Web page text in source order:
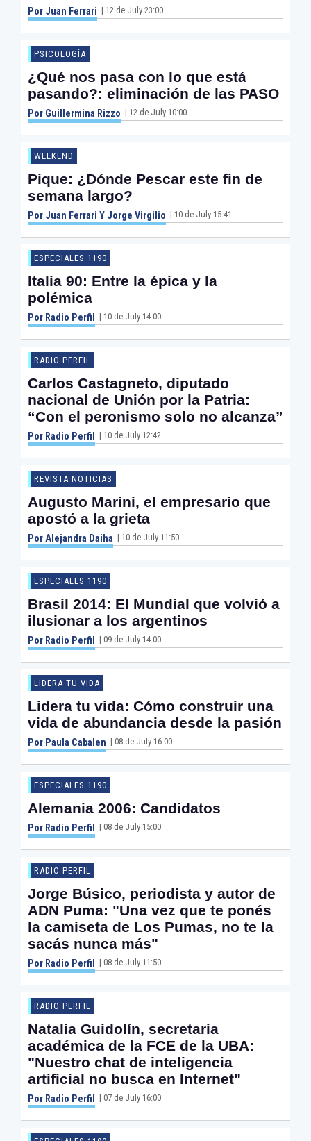
Por Juan Ferrari | 12 de July 23:00
PSICOLOGÍA
¿Qué nos pasa con lo que está
pasando?: eliminación de las PASO
Por Guillermina Rizzo | 12 de July 10:00
WEEKEND
Pique: ¿Dónde Pescar este fin de
semana largo?
Por Juan Ferrari Y Jorge Virgilio | 10 de July 15:41
ESPECIALES 1190
Italia 90: Entre la épica y la
polémica
Por Radio Perfil | 10 de July 14:00
RADIO PERFIL
Carlos Castagneto, diputado
nacional de Unión por la Patria:
“Con el peronismo solo no alcanza”
Por Radio Perfil | 10 de July 12:42
REVISTA NOTICIAS
Augusto Marini, el empresario que
apostó a la grieta
Por Alejandra Daiha | 10 de July 11:50
ESPECIALES 1190
Brasil 2014: El Mundial que volvió a
ilusionar a los argentinos
Por Radio Perfil | 09 de July 14:00
LIDERA TU VIDA
Lidera tu vida: Cómo construir una
vida de abundancia desde la pasión
Por Paula Cabalen | 08 de July 16:00
ESPECIALES 1190
Alemania 2006: Candidatos
Por Radio Perfil | 08 de July 15:00
RADIO PERFIL
Jorge Búsico, periodista y autor de
ADN Puma: "Una vez que te ponés
la camiseta de Los Pumas, no te la
sacás nunca más"
Por Radio Perfil | 08 de July 11:50
RADIO PERFIL
Natalia Guidolín, secretaria
académica de la FCE de la UBA:
"Nuestro chat de inteligencia
artificial no busca en Internet"
Por Radio Perfil | 07 de July 16:00